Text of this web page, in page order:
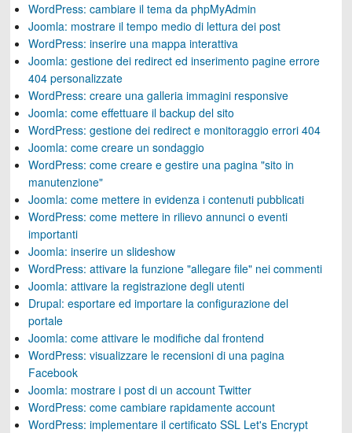
WordPress: cambiare il tema da phpMyAdmin
Joomla: mostrare il tempo medio di lettura dei post
WordPress: inserire una mappa interattiva
Joomla: gestione dei redirect ed inserimento pagine errore
404 personalizzate
WordPress: creare una galleria immagini responsive
Joomla: come effettuare il backup del sito
WordPress: gestione dei redirect e monitoraggio errori 404
Joomla: come creare un sondaggio
WordPress: come creare e gestire una pagina "sito in
manutenzione"
Joomla: come mettere in evidenza i contenuti pubblicati
WordPress: come mettere in rilievo annunci o eventi
importanti
Joomla: inserire un slideshow
WordPress: attivare la funzione "allegare file" nei commenti
Joomla: attivare la registrazione degli utenti
Drupal: esportare ed importare la configurazione del
portale
Joomla: come attivare le modifiche dal frontend
WordPress: visualizzare le recensioni di una pagina
Facebook
Joomla: mostrare i post di un account Twitter
WordPress: come cambiare rapidamente account
WordPress: implementare il certificato SSL Let's Encrypt